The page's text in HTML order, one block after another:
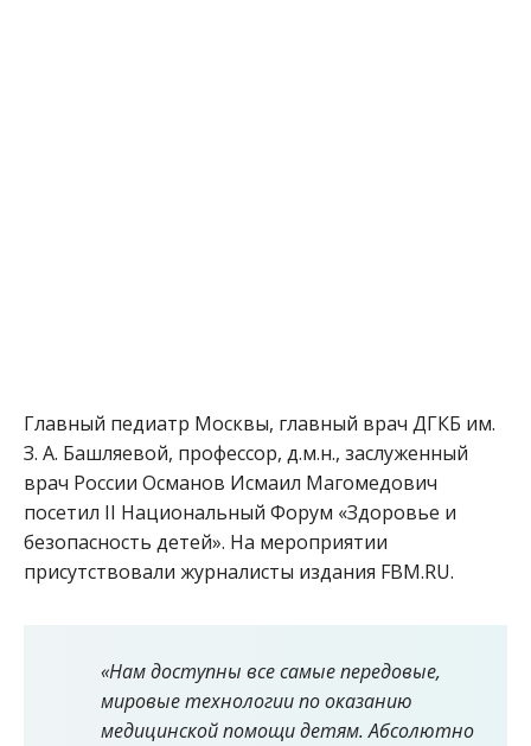
Главный педиатр Москвы, главный врач ДГКБ им.
З. А. Башляевой, профессор, д.м.н., заслуженный
врач России Османов Исмаил Магомедович
посетил II Национальный Форум «Здоровье и
безопасность детей». На мероприятии
присутствовали журналисты издания FBM.RU.
«Нам доступны все самые передовые,
мировые технологии по оказанию
медицинской помощи детям. Абсолютно